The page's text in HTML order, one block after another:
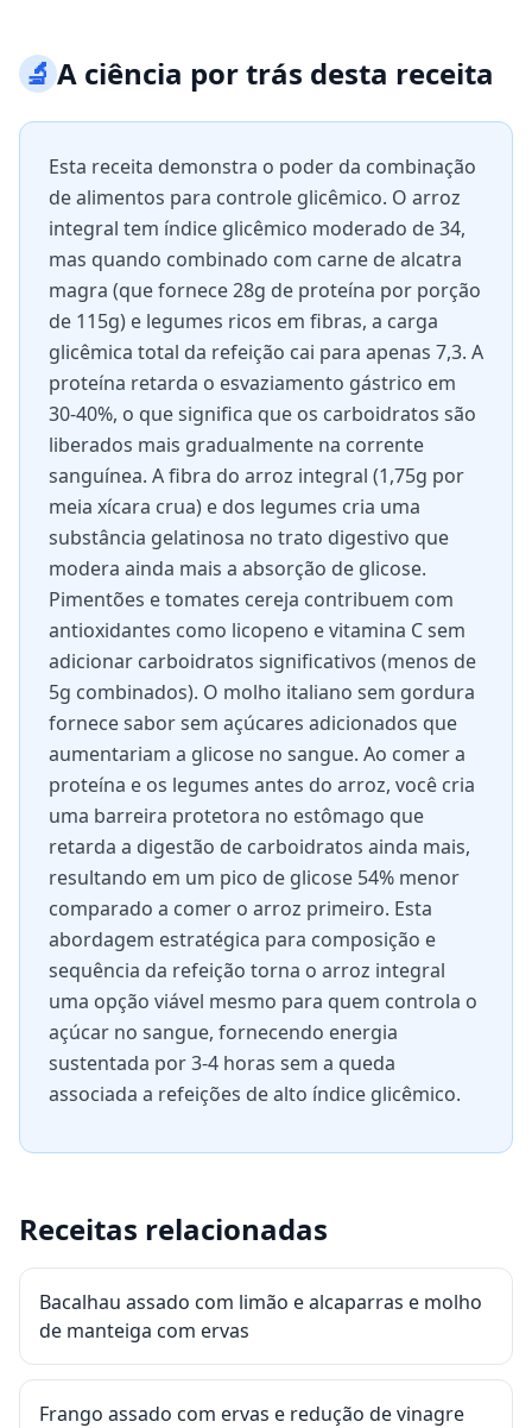
🔬A ciência por trás desta receita
Esta receita demonstra o poder da combinação
de alimentos para controle glicêmico. O arroz
integral tem índice glicêmico moderado de 34,
mas quando combinado com carne de alcatra
magra (que fornece 28g de proteína por porção
de 115g) e legumes ricos em fibras, a carga
glicêmica total da refeição cai para apenas 7,3. A
proteína retarda o esvaziamento gástrico em
30-40%, o que significa que os carboidratos são
liberados mais gradualmente na corrente
sanguínea. A fibra do arroz integral (1,75g por
meia xícara crua) e dos legumes cria uma
substância gelatinosa no trato digestivo que
modera ainda mais a absorção de glicose.
Pimentões e tomates cereja contribuem com
antioxidantes como licopeno e vitamina C sem
adicionar carboidratos significativos (menos de
5g combinados). O molho italiano sem gordura
fornece sabor sem açúcares adicionados que
aumentariam a glicose no sangue. Ao comer a
proteína e os legumes antes do arroz, você cria
uma barreira protetora no estômago que
retarda a digestão de carboidratos ainda mais,
resultando em um pico de glicose 54% menor
comparado a comer o arroz primeiro. Esta
abordagem estratégica para composição e
sequência da refeição torna o arroz integral
uma opção viável mesmo para quem controla o
açúcar no sangue, fornecendo energia
sustentada por 3-4 horas sem a queda
associada a refeições de alto índice glicêmico.
Receitas relacionadas
Bacalhau assado com limão e alcaparras e molho
de manteiga com ervas
Frango assado com ervas e redução de vinagre